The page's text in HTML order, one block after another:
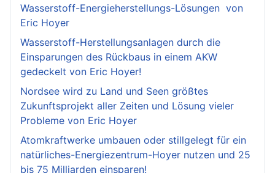
Wasserstoff-Energieherstellungs-Lösungen von
Eric Hoyer
Wasserstoff-Herstellungsanlagen durch die
Einsparungen des Rückbaus in einem AKW
gedeckelt von Eric Hoyer!
Nordsee wird zu Land und Seen größtes
Zukunftsprojekt aller Zeiten und Lösung vieler
Probleme von Eric Hoyer
Atomkraftwerke umbauen oder stillgelegt für ein
natürliches-Energiezentrum-Hoyer nutzen und 25
bis 75 Milliarden einsparen!